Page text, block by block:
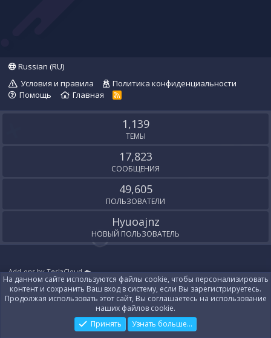
Russian (RU)
Условия и правила
Политика конфиденциальности
Помощь
Главная
R
S
1,139
ТЕМЫ
17,823
СООБЩЕНИЯ
49,605
ПОЛЬЗОВАТЕЛИ
Hyuoajnz
НОВЫЙ ПОЛЬЗОВАТЕЛЬ
Add-ons by TeslaCloud ☁️
Локализация отXenForo.Info
Контакты
На данном сайте используются файлы cookie, чтобы персонализировать
контент и сохранить Ваш вход в систему, если Вы зарегистрируетесь.
Продолжая использовать этот сайт, Вы соглашаетесь на использование
наших файлов cookie.
Принять
Узнать больше...